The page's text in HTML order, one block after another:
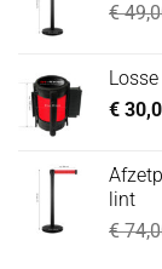
€
€
lint
€